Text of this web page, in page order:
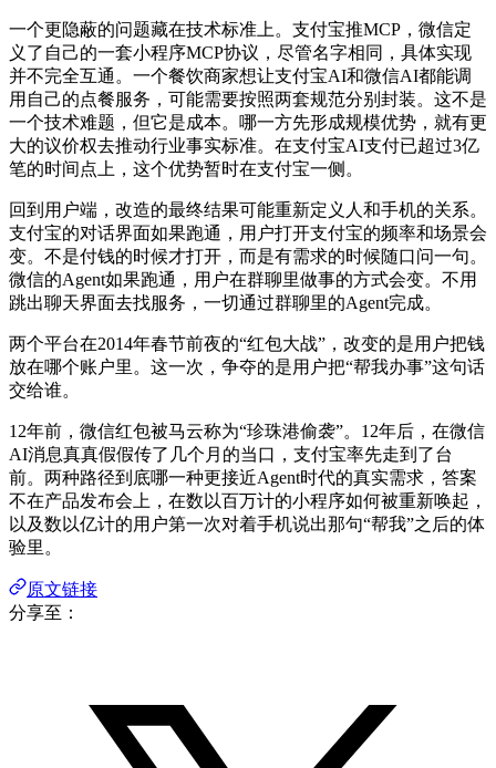
一个更隐蔽的问题藏在技术标准上。支付宝推MCP，微信定
义了自己的一套小程序MCP协议，尽管名字相同，具体实现
并不完全互通。一个餐饮商家想让支付宝AI和微信AI都能调
用自己的点餐服务，可能需要按照两套规范分别封装。这不是
一个技术难题，但它是成本。哪一方先形成规模优势，就有更
大的议价权去推动行业事实标准。在支付宝AI支付已超过3亿
笔的时间点上，这个优势暂时在支付宝一侧。
回到用户端，改造的最终结果可能重新定义人和手机的关系。
支付宝的对话界面如果跑通，用户打开支付宝的频率和场景会
变。不是付钱的时候才打开，而是有需求的时候随口问一句。
微信的Agent如果跑通，用户在群聊里做事的方式会变。不用
跳出聊天界面去找服务，一切通过群聊里的Agent完成。
两个平台在2014年春节前夜的“红包大战”，改变的是用户把钱
放在哪个账户里。这一次，争夺的是用户把“帮我办事”这句话
交给谁。
12年前，微信红包被马云称为“珍珠港偷袭”。12年后，在微信
AI消息真真假假传了几个月的当口，支付宝率先走到了台
前。两种路径到底哪一种更接近Agent时代的真实需求，答案
不在产品发布会上，在数以百万计的小程序如何被重新唤起，
以及数以亿计的用户第一次对着手机说出那句“帮我”之后的体
验里。
原文链接
分享至：